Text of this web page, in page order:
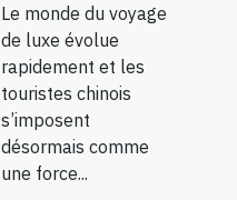
Le monde du voyage
de luxe évolue
rapidement et les
touristes chinois
s’imposent
désormais comme
une force...